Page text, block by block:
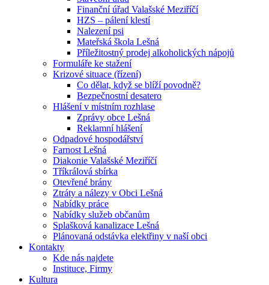
Finanční úřad Valašské Meziříčí
HZS – pálení klestí
Nalezení psi
Mateřská škola Lešná
Příležitostný prodej alkoholických nápojů
Formuláře ke stažení
Krizové situace (řízení)
Co dělat, když se blíží povodně?
Bezpečnostní desatero
Hlášení v místním rozhlase
Zprávy obce Lešná
Reklamní hlášení
Odpadové hospodářství
Farnost Lešná
Diakonie Valašské Meziříčí
Tříkrálová sbírka
Otevřené brány
Ztráty a nálezy v Obci Lešná
Nabídky práce
Nabídky služeb občanům
Splašková kanalizace Lešná
Plánovaná odstávka elektřiny v naší obci
Kontakty
Kde nás najdete
Instituce, Firmy
Kultura